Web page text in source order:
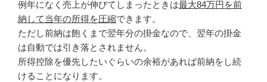
例年になく売上が伸びてしまったときは最大84万円を前
納して当年の所得を圧縮できます。
ただし前納は飽くまで翌年分の掛金なので、翌年の掛金
は自動では引き落とされません。
所得控除を優先したいぐらいの余裕があれば前納をし続
けることになります。